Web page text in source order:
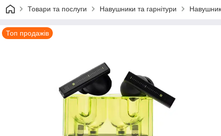
Товари та послуги Навушники та гарнітури
Топ продажів